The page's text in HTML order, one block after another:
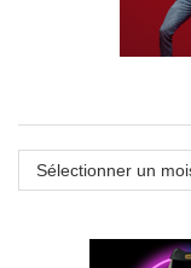
Archives